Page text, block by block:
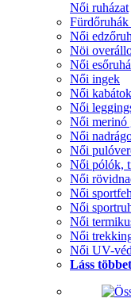
Női ruházat
Női
Nöi
Női
Női ingek
Női
Női
Női merinó
Női
Női
Női pólók,
Női
Női
Női
Női
Női
Női UV-
Láss